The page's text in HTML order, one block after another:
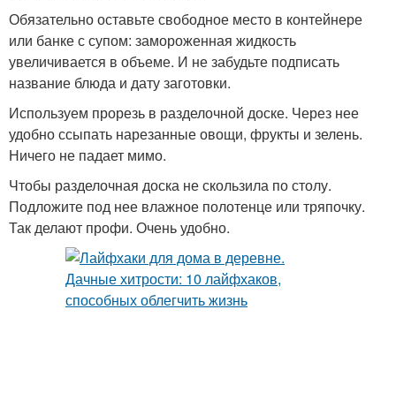
Обязательно оставьте свободное место в контейнере
или банке с супом: замороженная жидкость
увеличивается в объеме. И не забудьте подписать
название блюда и дату заготовки.
Используем прорезь в разделочной доске. Через нее
удобно ссыпать нарезанные овощи, фрукты и зелень.
Ничего не падает мимо.
Чтобы разделочная доска не скользила по столу.
Подложите под нее влажное полотенце или тряпочку.
Так делают профи. Очень удобно.